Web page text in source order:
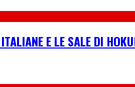
E LE SALE DI